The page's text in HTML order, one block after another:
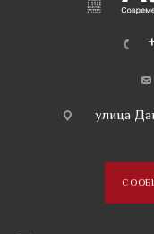
улица